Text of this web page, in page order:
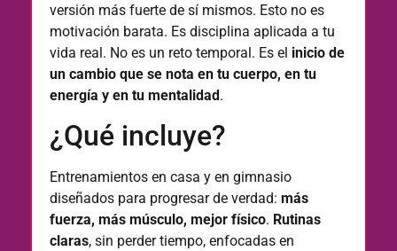
versión más fuerte de sí mismos. Esto no es
motivación barata. Es disciplina aplicada a tu
vida real. No es un reto temporal. Es el inicio de
un cambio que se nota en tu cuerpo, en tu
energía y en tu mentalidad.
¿Qué incluye?
Entrenamientos en casa y en gimnasio
diseñados para progresar de verdad: más
fuerza, más músculo, mejor físico. Rutinas
claras, sin perder tiempo, enfocadas en